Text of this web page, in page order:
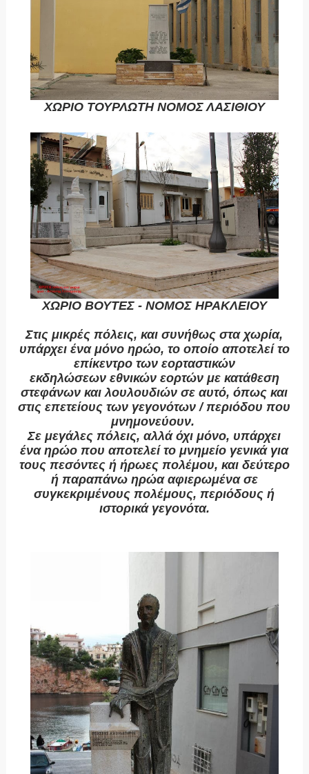
ΧΩΡΙΟ ΤΟΥΡΛΩΤΗ ΝΟΜΟΣ ΛΑΣΙΘΙΟΥ
ΧΩΡΙΟ ΒΟΥΤΕΣ - ΝΟΜΟΣ ΗΡΑΚΛΕΙΟΥ
Στις μικρές πόλεις, και συνήθως στα χωρία,
υπάρχει ένα μόνο ηρώο, το οποίο αποτελεί το
επίκεντρο των εορταστικών
εκδηλώσεων εθνικών εορτών με κατάθεση
στεφάνων και λουλουδιών σε αυτό, όπως και
στις επετείους των γεγονότων / περιόδου που
μνημονεύουν.
Σε μεγάλες πόλεις, αλλά όχι μόνο, υπάρχει
ένα ηρώο που αποτελεί το μνημείο γενικά για
τους πεσόντες ή ήρωες πολέμου, και δεύτερο
ή παραπάνω ηρώα αφιερωμένα σε
συγκεκριμένους πολέμους, περιόδους ή
ιστορικά γεγονότα.